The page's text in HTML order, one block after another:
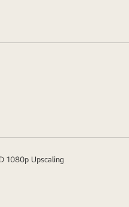
1080p Upscaling